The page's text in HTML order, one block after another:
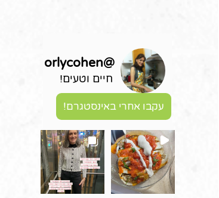
@
orlycohen
חיים וטעים!
עקבו אחרי באינסטגרם!